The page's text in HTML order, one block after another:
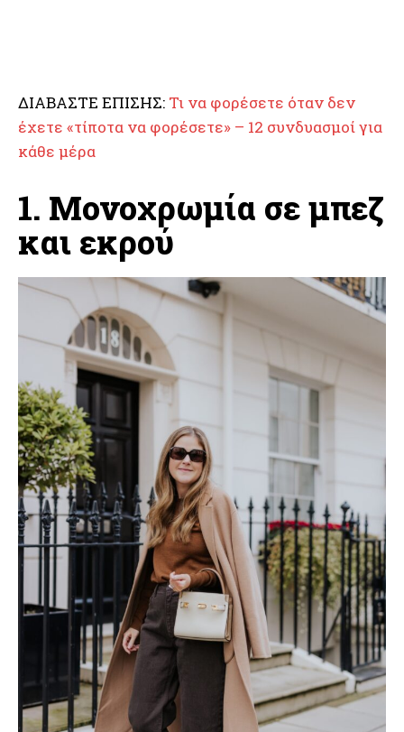
ΔΙΑΒΑΣΤΕ ΕΠΙΣΗΣ: Τι να φορέσετε όταν δεν
έχετε «τίποτα να φορέσετε» – 12 συνδυασμοί για
κάθε μέρα
1. Μονοχρωμία σε μπεζ
και εκρού